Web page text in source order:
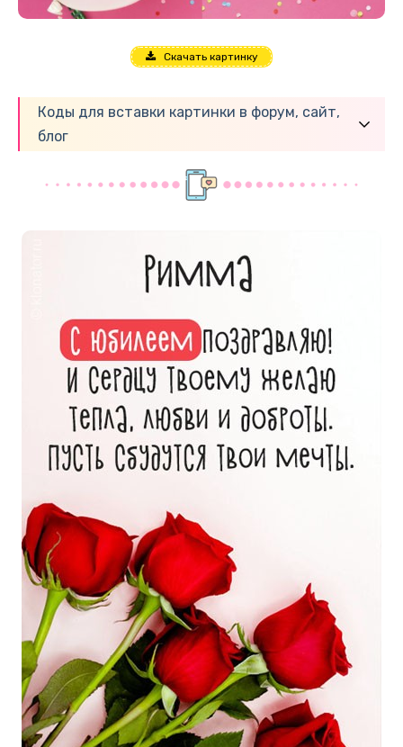
Скачать картинку
Коды для вставки картинки в форум, сайт,
блог